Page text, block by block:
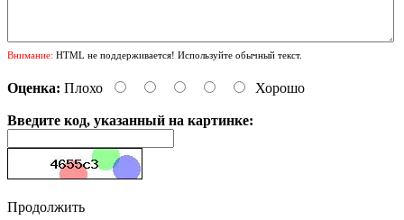
Внимание: HTML не поддерживается! Используйте обычный текст.
Оценка: Плохо Хорошо
Введите код, указанный на картинке:
Продолжить